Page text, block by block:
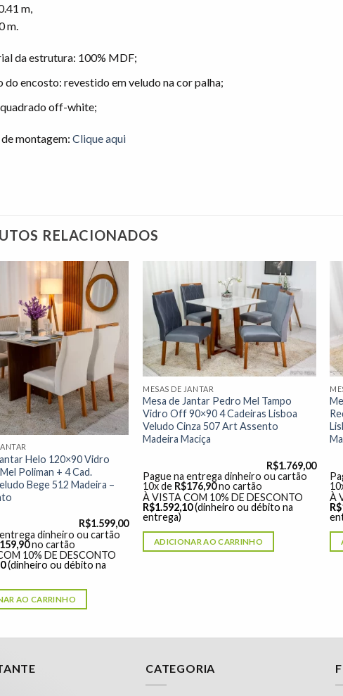
m,
m.
da estrutura: 100% MDF;
do encosto: revestido em veludo na cor palha;
off-white;
de montagem: Clique aqui
RELACIONADOS
Adicionar
à lista de
desejos"
Helo 120×90 Vidro
Poliman + 4 Cad.
Bege 512 Madeira –
R$1.599,00
dinheiro ou cartão
no cartão
10% DE DESCONTO
(dinheiro ou débito na
AO CARRINHO
Adicionar
à lista de
desejos"
MESAS DE JANTAR
Mesa de Jantar Pedro Mel Tampo
Vidro Off 90×90 4 Cadeiras Lisboa
Veludo Cinza 507 Art Assento
Madeira Maciça
R$1.769,00
Pague na entrega dinheiro ou cartão
10x de R$176,90no cartão
À VISTA COM 10% DE DESCONTO
R$1.592,10(dinheiro ou débito na
entrega)
ADICIONAR AO CARRINHO
À
R$
CATEGORIA
Pergunte-